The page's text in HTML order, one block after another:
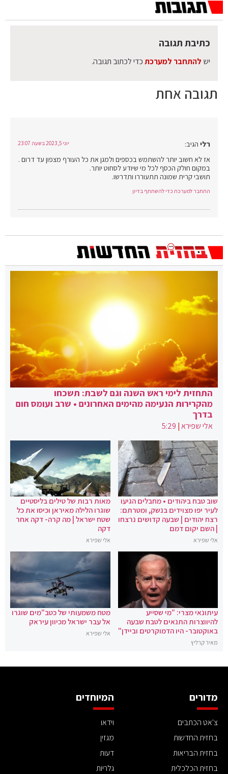
תגובה אחת
רלי הגיב: יוני 5, 2023 בשעה 23:07
אז לא חשוב יותר להשתמש בכספים ולמגן את כל העורף מצפון עד דרום .
במקום חולק הכסף לכל מי שיודע לסחוט יותר.
תושבי קרית שמונה תתעוררו ותדרשו.
התחבר למערכת כדי להשתתף בדיון
כתיבת תגובה
יש להתחבר למערכתכדי לכתוב תגובה.
התחזית לימי ראש השנה וגם לשבת: תשכחו
מהקרירות הנעימה מהימים האחרונים • שרב ועומס חום
בדרך
אלי שפירא|
5:29
שוב טבח ביהודים • מחבלים הגיעו
לעיר יפו מצוידים בנשק, ומטרתם:
רצח יהודים | שבעה קדושים נרצחו
| השם יקום דמם
אלי שפירא
מאות רבות של טילים בליסטיים
שוגרו הלילה מאיראן וכיסו את כל
שטח ישראל | מה קרה- דקה אחר
דקה
אלי שפירא
עיתונאי מצרי: "מי שסייע
להיווצרות התנאים לטבח שבעה
באוקטובר- היו הדמוקרטים וביידן"
מאיר קרליץ
מטח משמעותי של כטב"מים שוגרו
אל עבר ישראל מכיוון עיראק
אלי שפירא
מדורים
צ'אט הכתבים
בחזית החדשות
בחזית הבריאות
בחזית הכלכלית
המיוחדים
וידאו
מגזין
דעות
גלריות